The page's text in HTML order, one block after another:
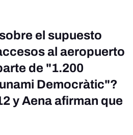
el supuesto
al aeropuerto
de "1.200
Democràtic"?
y Aena afirman que